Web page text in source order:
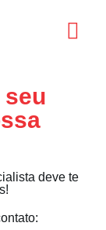
seu
deve te